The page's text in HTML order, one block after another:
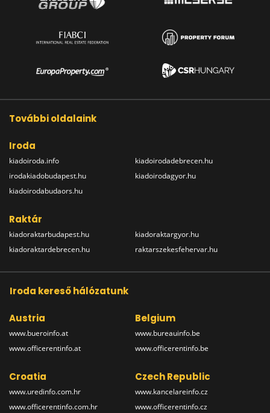
További oldalaink
Iroda
kiadoiroda.info
irodakiadobudapest.hu
kiadoirodabudaors.hu
kiadoirodadebrecen.hu
kiadoirodagyor.hu
Raktár
kiadoraktarbudapest.hu
kiadoraktardebrecen.hu
kiadoraktargyor.hu
raktarszekesfehervar.hu
Iroda kereső hálózatunk
Austria
www.bueroinfo.at
www.officerentinfo.at
Belgium
www.bureauinfo.be
www.officerentinfo.be
Croatia
www.uredinfo.com.hr
www.officerentinfo.com.hr
Czech Republic
www.kancelareinfo.cz
www.officerentinfo.cz